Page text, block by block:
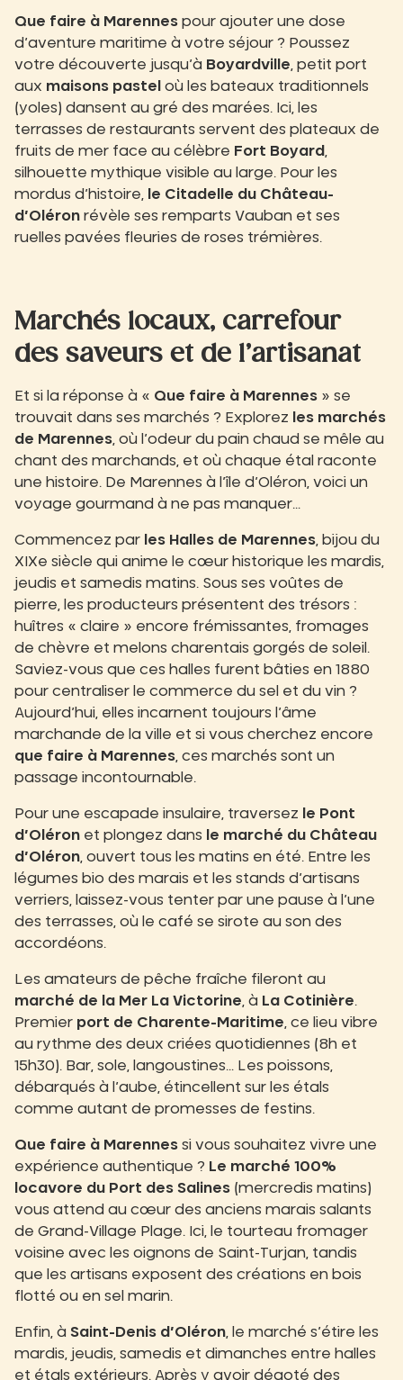
Que faire à Marennes pour ajouter une dose
d’aventure maritime à votre séjour ? Poussez
votre découverte jusqu’à Boyardville , petit port
aux maisons pastel où les bateaux traditionnels
(yoles) dansent au gré des marées. Ici, les
terrasses de restaurants servent des plateaux de
fruits de mer face au célèbre Fort Boyard
silhouette mythique visible au large. Pour les
mordus d’histoire,
le Citadelle du Château-
d’Oléron révèle ses remparts Vauban et ses
ruelles pavées fleuries de roses trémières.
Marchés locaux, carrefour
des saveurs et de l’artisanat
Et si la réponse à « Que faire à Marennes » se
trouvait dans ses marchés ? Explorez
les marchés
de Marennes , où l’odeur du pain chaud se mêle au
chant des marchands, et où chaque étal raconte
une histoire. De Marennes à l’île d’Oléron, voici un
voyage gourmand à ne pas manquer…
Commencez par les Halles de Marennes , bijou du
XIXe siècle qui anime le cœur historique les mardis,
jeudis et samedis matins. Sous ses voûtes de
pierre, les producteurs présentent des trésors :
huîtres « claire » encore frémissantes, fromages
de chèvre et melons charentais gorgés de soleil.
Saviez-vous que ces halles furent bâties en 1880
pour centraliser le commerce du sel et du vin ?
Aujourd’hui, elles incarnent toujours l’âme
marchande de la ville et si vous cherchez encore
que faire à Marennes , ces marchés sont un
passage incontournable.
Pour une escapade insulaire, traversez
le Pont
d’Oléron et plongez dans
le marché du Château
d’Oléron , ouvert tous les matins en été. Entre les
légumes bio des marais et les stands d’artisans
verriers, laissez-vous tenter par une pause à l’une
des terrasses, où le café se sirote au son des
accordéons.
Les amateurs de pêche fraîche fileront au
marché de la Mer La Victorine , à La Cotinière.
Premier port de Charente-Maritime , ce lieu vibre
au rythme des deux criées quotidiennes (8h et
15h30). Bar, sole, langoustines… Les poissons,
débarqués à l’aube, étincellent sur les étals
comme autant de promesses de festins.
Que faire à Marennes si vous souhaitez vivre une
expérience authentique ? Le marché 100%
locavore du Port des Salines (mercredis matins)
vous attend au cœur des anciens marais salants
de Grand-Village Plage. Ici, le tourteau fromager
voisine avec les oignons de Saint-Turjan, tandis
que les artisans exposent des créations en bois
flotté ou en sel marin.
Enfin, à Saint-Denis d’Oléron , le marché s’étire les
mardis, jeudis, samedis et dimanches entre halles
et étals extérieurs. Après y avoir dégoté des